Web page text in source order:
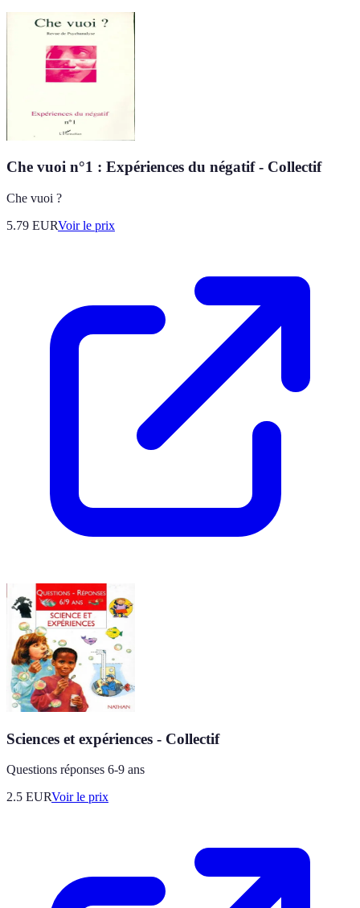
Che vuoi n°1 : Expériences du négatif - Collectif
Che vuoi ?
5.79 EURVoir le prix
Sciences et expériences - Collectif
Questions réponses 6-9 ans
2.5 EURVoir le prix